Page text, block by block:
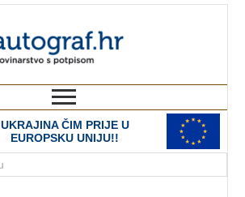
UKRAJINA ČIM PRIJE U
EUROPSKU UNIJU!!